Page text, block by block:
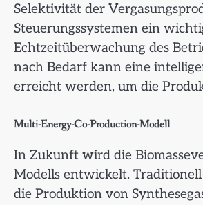
Selektivität der
Steuerungssystemen ein
Echtzeitüberwachung des
nach Bedarf kann eine
erreicht werden, um die
Multi-Energy-Co-Production-Modell
In Zukunft wird die
Modells entwickelt.
die Produktion von